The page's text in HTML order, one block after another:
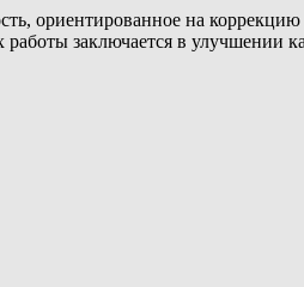
ориентированное на
заключается в